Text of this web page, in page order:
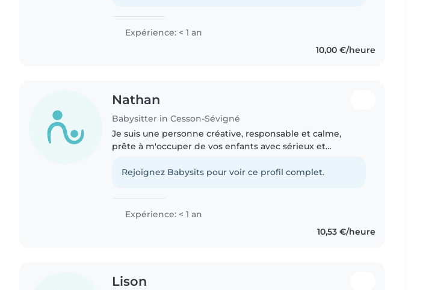
Expérience: < 1 an
10,00 €/heure
Nathan
Babysitter in Cesson-Sévigné
Je suis une personne créative, responsable et calme,
prête à m'occuper de vos enfants avec sérieux et
garde d'enfants, je possède..
Rejoignez Babysits pour voir ce profil complet.
Expérience: < 1 an
10,53 €/heure
Lison